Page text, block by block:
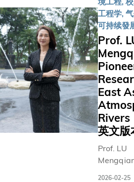
来校友
盛事，
众科大
人聚首
一堂，
共同见
证校友
中心盛
大开幕
典礼，
并于晚
上的
《与友
共聚》
盆菜大
工程学,
可持续發
Prof.
East
Rivers
英文版
Prof. LU
2026-02-25